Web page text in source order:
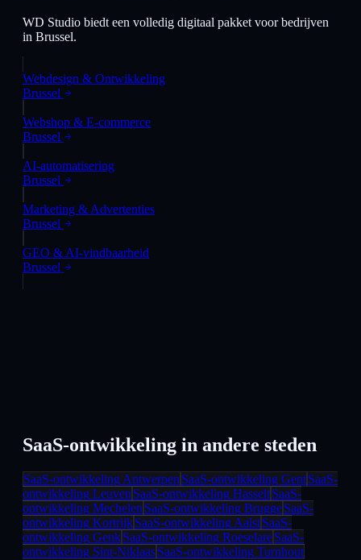
WD Studio biedt een volledig digitaal pakket voor bedrijven
in Brussel.
Webdesign & Ontwikkeling
Brussel
Webshop & E-commerce
Brussel
AI-automatisering
Brussel
Marketing & Advertenties
Brussel
GEO & AI-vindbaarheid
Brussel
SaaS-ontwikkeling in andere steden
SaaS-ontwikkeling Antwerpen SaaS-ontwikkeling GentSaaS-
ontwikkeling Leuven SaaS-ontwikkeling HasseltSaaS-
ontwikkeling Mechelen SaaS-ontwikkeling BruggeSaaS-
ontwikkeling KortrijkSaaS-ontwikkeling AalstSaaS-
ontwikkeling GenkSaaS-ontwikkeling RoeselareSaaS-
ontwikkeling Sint-NiklaasSaaS-ontwikkeling Turnhout